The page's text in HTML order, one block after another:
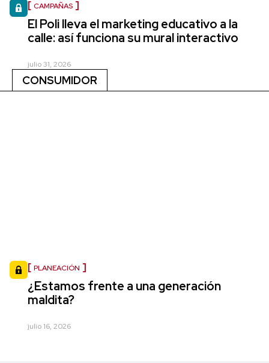
CAMPAÑAS
El Poli lleva el marketing educativo a la
calle: así funciona su mural interactivo
julio 31, 2026
CONSUMIDOR
PLANEACIÓN
¿Estamos frente a una generación
maldita?
julio 16, 2026